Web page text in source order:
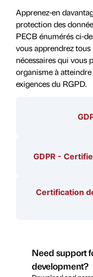
Apprenez-en
protection des
PECB énumérés ci-
vous apprendrez
nécessaires qui vous
organisme à
exigences du RGPD.
GDPR -
Certification
Need support
development?